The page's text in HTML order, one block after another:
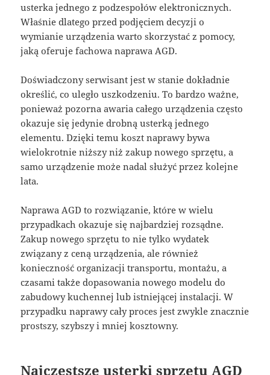
usterka jednego z podzespołów elektronicznych.
Właśnie dlatego przed podjęciem decyzji o
wymianie urządzenia warto skorzystać z pomocy,
jaką oferuje fachowa naprawa AGD.
Doświadczony serwisant jest w stanie dokładnie
określić, co uległo uszkodzeniu. To bardzo ważne,
ponieważ pozorna awaria całego urządzenia często
okazuje się jedynie drobną usterką jednego
elementu. Dzięki temu koszt naprawy bywa
wielokrotnie niższy niż zakup nowego sprzętu, a
samo urządzenie może nadal służyć przez kolejne
lata.
Naprawa AGD to rozwiązanie, które w wielu
przypadkach okazuje się najbardziej rozsądne.
Zakup nowego sprzętu to nie tylko wydatek
związany z ceną urządzenia, ale również
konieczność organizacji transportu, montażu, a
czasami także dopasowania nowego modelu do
zabudowy kuchennej lub istniejącej instalacji. W
przypadku naprawy cały proces jest zwykle znacznie
prostszy, szybszy i mniej kosztowny.
Najczęstsze usterki sprzętu AGD